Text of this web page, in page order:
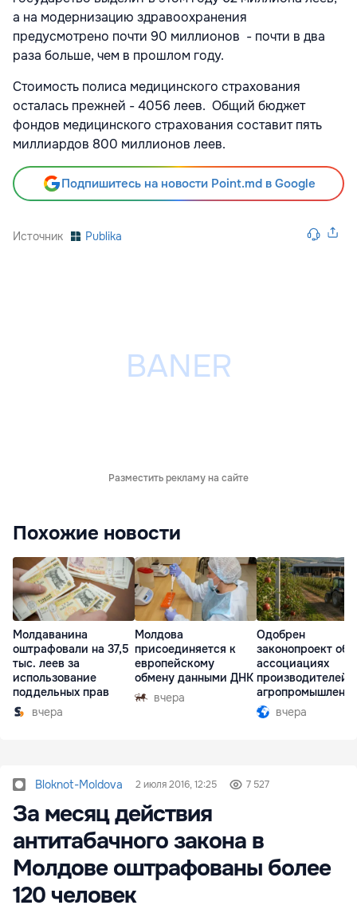
а на модернизацию здравоохранения
предусмотрено почти 90 миллионов - почти в два
раза больше, чем в прошлом году.
Стоимость полиса медицинского страхования
осталась прежней - 4056 леев. Общий бюджет
фондов медицинского страхования составит пять
миллиардов 800 миллионов леев.
Подпишитесь на новости Point.md в Google
Источник Publika
Разместить рекламу на сайте
Похожие новости
Молдаванина
оштрафовали на 37,5
тыс. леев за
использование
поддельных прав
вчера
Молдова
присоединяется к
европейскому
обмену данными ДНК
вчера
Одобрен
законопроект об
ассоциациях
производителей в
комплексе
вчера
Bloknot-Moldova 2 июля 2016, 12:25 7 527
За месяц действия
антитабачного закона в
Молдове оштрафованы более
120 человек